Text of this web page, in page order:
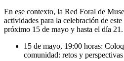
En ese contexto, la Red Foral de
actividades para la celebración de
próximo 15 de mayo y hasta el día 21.
15 de mayo, 19:00 horas:
comunidad: retos y